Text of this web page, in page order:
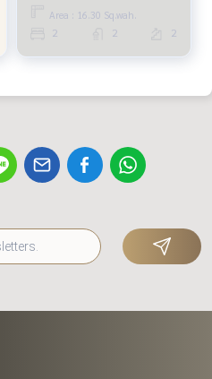
Area : 16.30 Sq.wah.
2 2 2